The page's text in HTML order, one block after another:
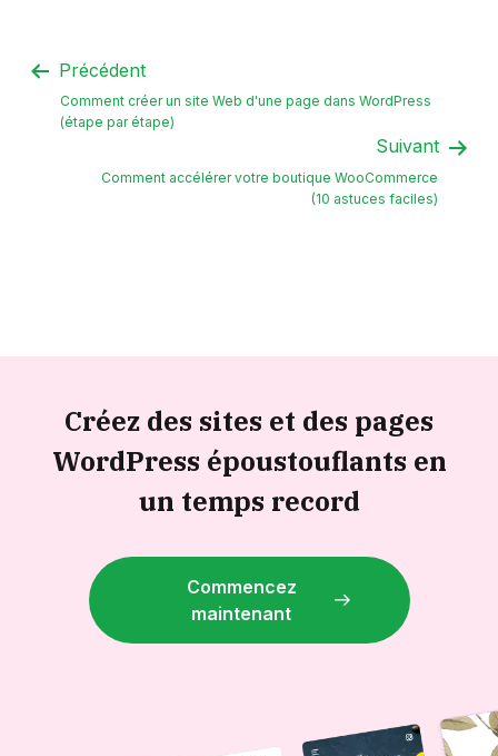
Précédent
Comment créer un site Web d'une page dans WordPress
(étape par étape)
Suivant
Comment accélérer votre boutique WooCommerce
(10 astuces faciles)
Créez des sites et des pages
WordPress époustouflants en
un temps record
Commencez
maintenant